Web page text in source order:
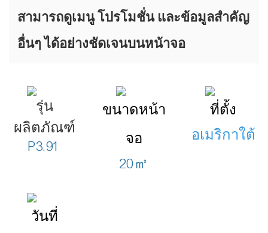
สามารถดูเมนู โปรโมชั่น และข้อมูลสำคัญ
อื่นๆ ได้อย่างชัดเจนบนหน้าจอ
รุ่น
ผลิตภัณฑ์
P3.91
ขนาดหน้า
จอ
20㎡
ที่ตั้ง
อเมริกาใต้
วันที่